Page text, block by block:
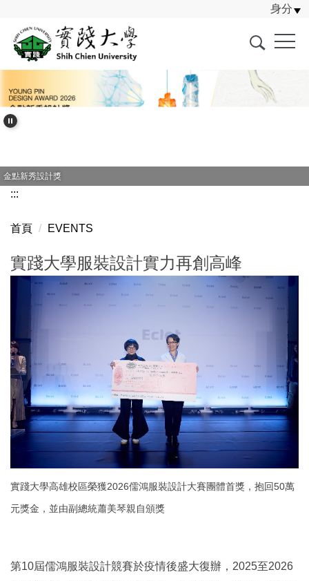
主
容
區
身分
金點新秀設計獎
:::
首頁 EVENTS
實踐大學服裝設計實力再創高峰
實踐大學高雄校區榮獲2026儒鴻服裝設計大賽團體首獎，抱回50萬
元獎金，並由副總統蕭美琴親自頒獎
第10屆儒鴻服裝設計競賽於疫情後盛大復辦，2025至2026